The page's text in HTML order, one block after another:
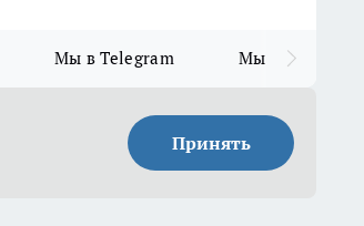
Мы в Telegram Мы в MAX
Принять